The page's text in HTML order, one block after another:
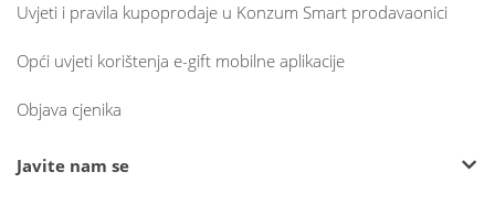
Uvjeti i pravila kupoprodaje u Konzum Smart prodavaonici
Opći uvjeti korištenja e-gift mobilne aplikacije
Objava cjenika
Javite nam se